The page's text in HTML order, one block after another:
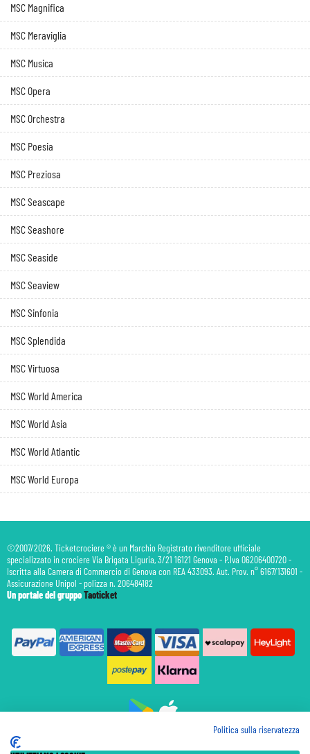
MSC Magnifica
MSC Meraviglia
MSC Musica
MSC Opera
MSC Orchestra
MSC Poesia
MSC Preziosa
MSC Seascape
MSC Seashore
MSC Seaside
MSC Seaview
MSC Sinfonia
MSC Splendida
MSC Virtuosa
MSC World America
MSC World Asia
MSC World Atlantic
MSC World Europa
©2007/2026. Ticketcrociere ® è un Marchio Registrato rivenditore ufficiale
specializzato in crociere Via Brigata Liguria, 3/21 16121 Genova - P.Iva 06206400720 -
Iscritta alla Camera di Commercio di Genova con REA 433093. Aut. Prov. n° 6167/131601 -
Assicurazione Unipol - polizza n. 206484182
Un portale del gruppoTaoticket
Politica sulla riservatezza